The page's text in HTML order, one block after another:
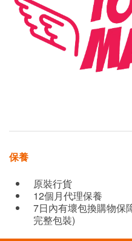
保養
原裝行貨
12個月代理保養
7日內有壞包換購物保
完整包裝)